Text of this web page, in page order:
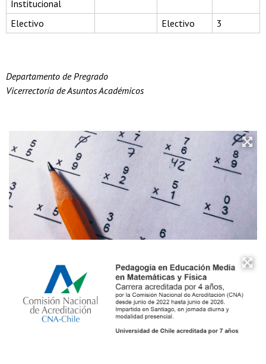
Institucional
Electivo Electivo 3
Departamento de Pregrado
Vicerrectoría de Asuntos Académicos